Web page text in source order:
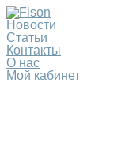
Новости
Статьи
Контакты
О нас
Мой кабинет